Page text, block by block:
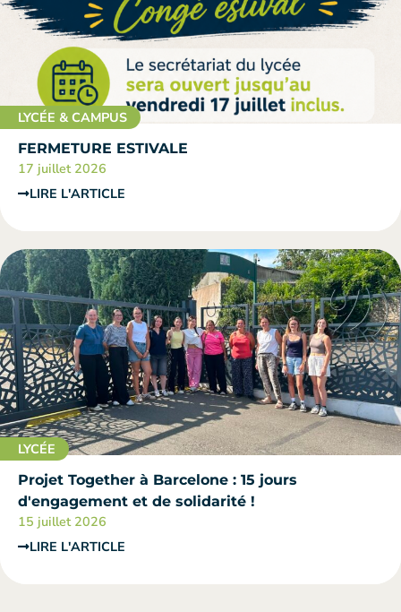
LYCÉE & CAMPUS
FERMETURE ESTIVALE
17 juillet 2026
LIRE L'ARTICLE
LYCÉE
Projet Together à Barcelone : 15 jours
d'engagement et de solidarité !
15 juillet 2026
LIRE L'ARTICLE